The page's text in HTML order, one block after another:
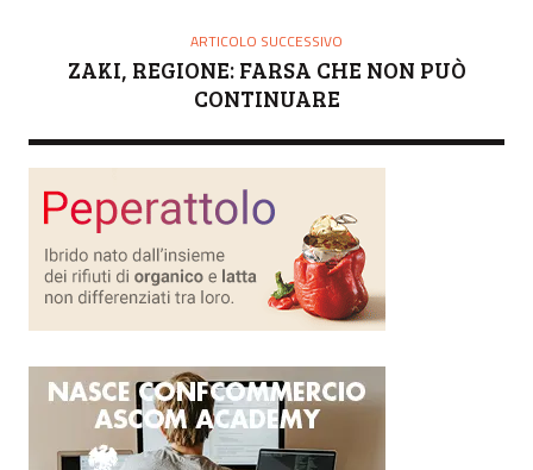
ARTICOLO SUCCESSIVO
ZAKI, REGIONE: FARSA CHE NON PUÒ
CONTINUARE